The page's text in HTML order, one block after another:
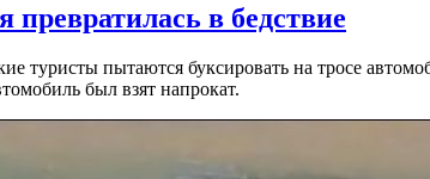
превратилась в бедствие
туристы пытаются буксировать на тросе
был взят напрокат.